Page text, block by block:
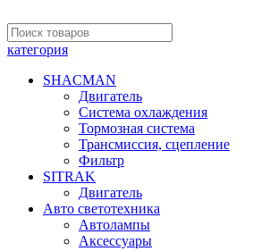
категория
SHACMAN
Двигатель
Система охлаждения
Тормозная система
Трансмиссия, сцепление
Фильтр
SITRAK
Двигатель
Авто светотехника
Автолампы
Аксессуары